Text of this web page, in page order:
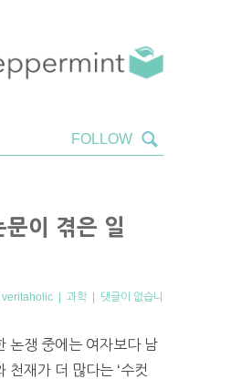
이 겪은 일
veritaholic | 과학 | 댓글이 없습니
논쟁 중에는 여자보다 남
천재가 더 많다는 ‘수컷